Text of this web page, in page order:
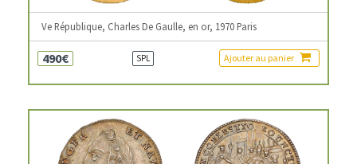
Ve République, Charles De Gaulle, en or, 1970 Paris
490€ SPL Ajouter au panier